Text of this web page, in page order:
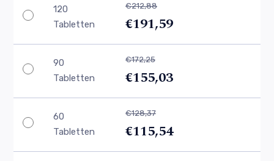
120
Tabletten
€212,88
€191,59
90
Tabletten
€172,25
€155,03
60
Tabletten
€128,37
€115,54